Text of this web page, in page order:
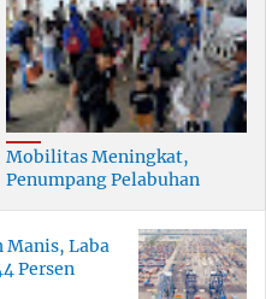
Mobilitas Meningkat,
Penumpang Pelabuhan
Manis, Laba
Persen